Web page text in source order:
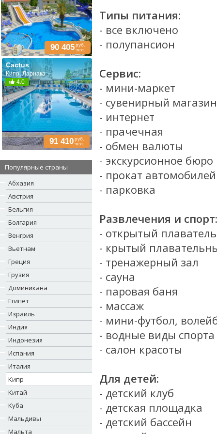
90 405руб.
чел.
Cactus
Кипр, Ларнака
4.0
91 410руб.
чел.
Популярные страны
Абхазия
Австрия
Бельгия
Болгария
Венгрия
Вьетнам
Греция
Грузия
Доминикана
Египет
Израиль
Индия
Индонезия
Испания
Италия
Кипр
Китай
Куба
Мальдивы
Мальта
Типы питания:
- все включено
- полупансион
Сервис:
- мини-маркет
- сувенирный магазин
- интернет
- прачечная
- обмен валюты
- экскурсионное бюро
- прокат автомобилей
- парковка
Развлечения и спорт:
- открытый
- крытый
- тренажерный зал
- сауна
- паровая баня
- массаж
- мини-футбол,
- водные виды спорта
- салон красоты
Для детей:
- детский клуб
- детская площадка
- детский бассейн